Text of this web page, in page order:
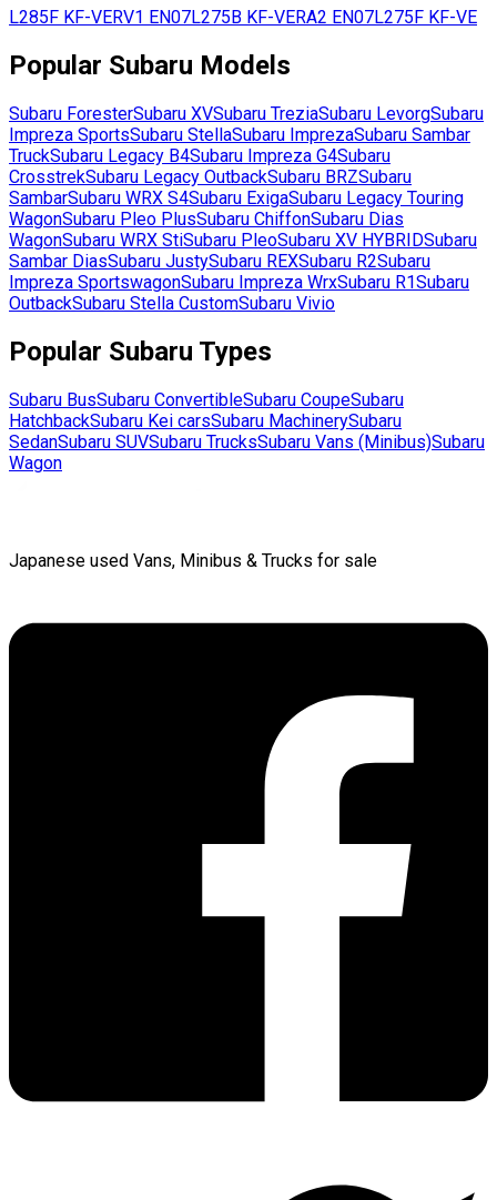
L285F KF-VERV1 EN07L275B KF-VERA2 EN07L275F KF-VE
Popular Subaru Models
Subaru ForesterSubaru XVSubaru TreziaSubaru LevorgSubaru
Impreza SportsSubaru StellaSubaru ImprezaSubaru Sambar
TruckSubaru Legacy B4Subaru Impreza G4Subaru
CrosstrekSubaru Legacy OutbackSubaru BRZSubaru
SambarSubaru WRX S4Subaru ExigaSubaru Legacy Touring
WagonSubaru Pleo PlusSubaru ChiffonSubaru Dias
WagonSubaru WRX StiSubaru PleoSubaru XV HYBRIDSubaru
Sambar DiasSubaru JustySubaru REXSubaru R2Subaru
Impreza SportswagonSubaru Impreza WrxSubaru R1Subaru
OutbackSubaru Stella CustomSubaru Vivio
Popular Subaru Types
Subaru BusSubaru ConvertibleSubaru CoupeSubaru
HatchbackSubaru Kei carsSubaru MachinerySubaru
SedanSubaru SUVSubaru TrucksSubaru Vans (Minibus)Subaru
Wagon
Japanese used Vans, Minibus & Trucks for sale